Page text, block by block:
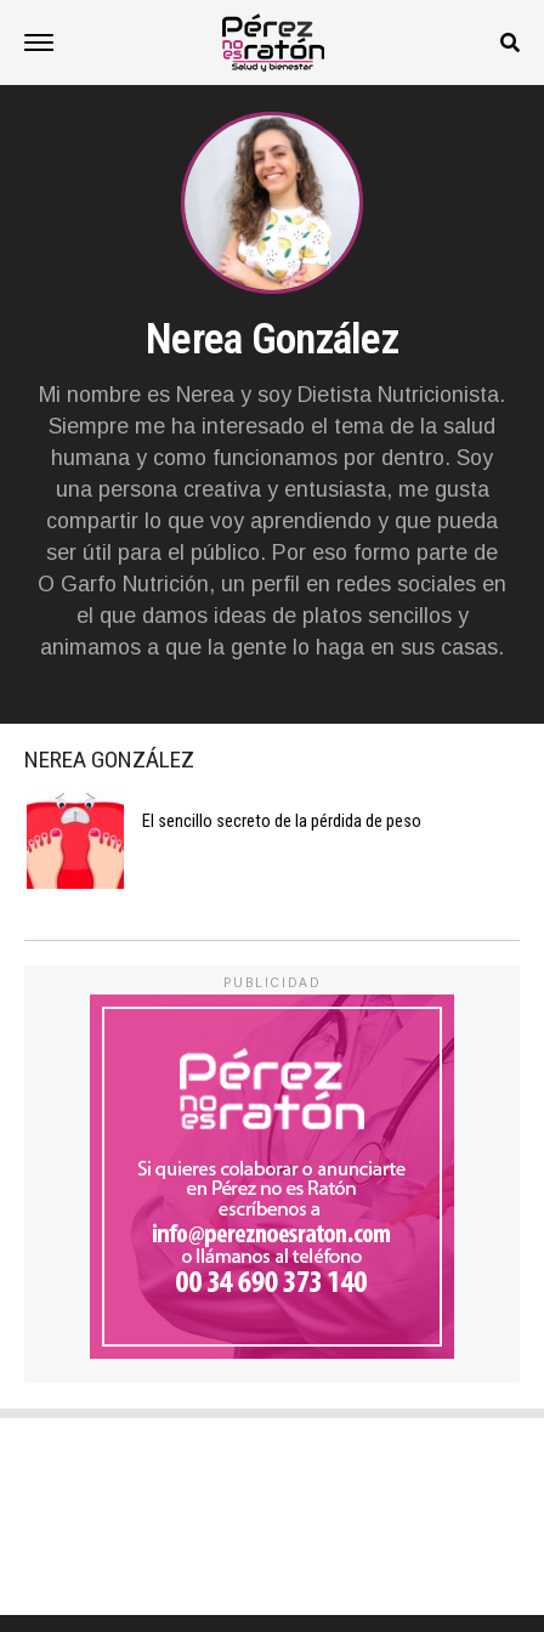
Nerea González
Mi nombre es Nerea y soy Dietista Nutricionista.
Siempre me ha interesado el tema de la salud
humana y como funcionamos por dentro. Soy
una persona creativa y entusiasta, me gusta
compartir lo que voy aprendiendo y que pueda
ser útil para el público. Por eso formo parte de
O Garfo Nutrición, un perfil en redes sociales en
el que damos ideas de platos sencillos y
animamos a que la gente lo haga en sus casas.
NEREA GONZÁLEZ
El sencillo secreto de la pérdida de peso
PUBLICIDAD